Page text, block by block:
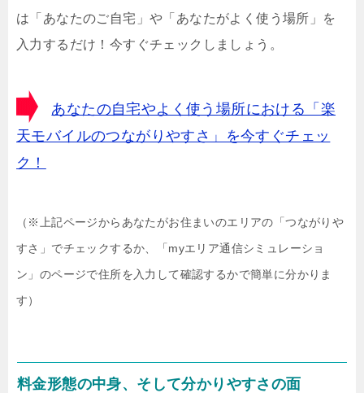
は「あなたのご自宅」や「あなたがよく使う場所」を
入力するだけ！今すぐチェックしましょう。
あなたの自宅やよく使う場所における「楽
天モバイルのつながりやすさ」を今すぐチェッ
ク！
（※上記ページからあなたがお住まいのエリアの「つながりや
すさ」でチェックするか、「myエリア通信シミュレーショ
ン」のページで住所を入力して確認するかで簡単に分かりま
す）
料金形態の中身、そして分かりやすさの面